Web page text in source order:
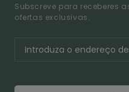
Subscreve para receberes
ofertas exclusivas.